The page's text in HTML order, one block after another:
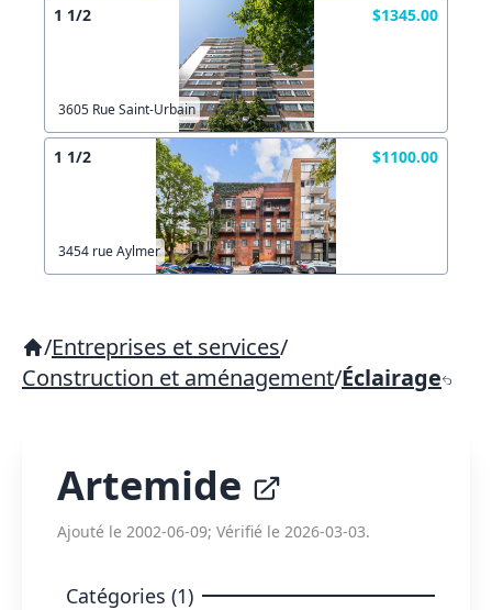
1 1/2 $1345.00
3605 Rue Saint-Urbain
1 1/2 $1100.00
3454 rue Aylmer
/Entreprises et services/
Construction et aménagement/Éclairage
Artemide
Ajouté le 2002-06-09; Vérifié le 2026-03-03.
Catégories (1)